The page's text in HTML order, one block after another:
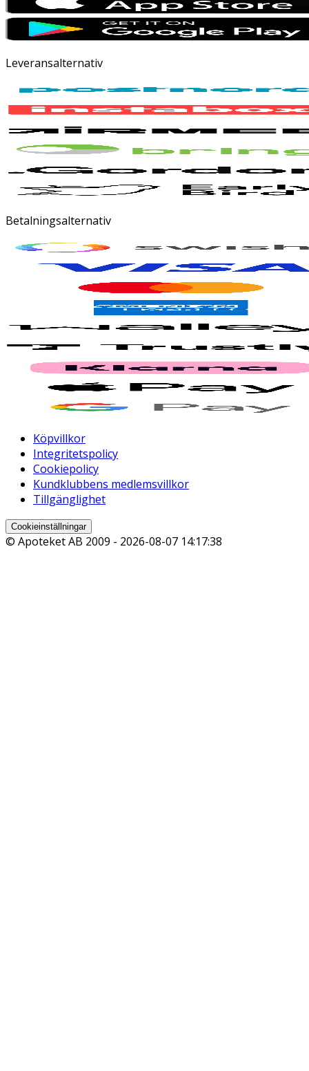
Leveransalternativ
Betalningsalternativ
Köpvillkor
Integritetspolicy
Cookiepolicy
Kundklubbens medlemsvillkor
Tillgänglighet
Cookieinställningar
© Apoteket AB 2009 - 2026-08-07 14:17:38